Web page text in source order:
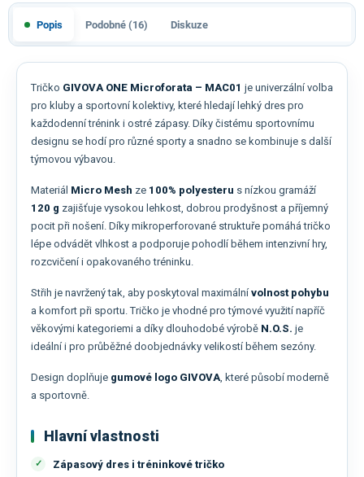
Popis Podobné (16) Diskuze
Tričko GIVOVA ONE Microforata – MAC01 je univerzální volba
pro kluby a sportovní kolektivy, které hledají lehký dres pro
každodenní trénink i ostré zápasy. Díky čistému sportovnímu
designu se hodí pro různé sporty a snadno se kombinuje s další
týmovou výbavou.
Materiál Micro Mesh ze 100% polyesteru s nízkou gramáží
120 g zajišťuje vysokou lehkost, dobrou prodyšnost a příjemný
pocit při nošení. Díky mikroperforované struktuře pomáhá tričko
lépe odvádět vlhkost a podporuje pohodlí během intenzivní hry,
rozcvičení i opakovaného tréninku.
Střih je navržený tak, aby poskytoval maximální volnost pohybu
a komfort při sportu. Tričko je vhodné pro týmové využití napříč
věkovými kategoriemi a díky dlouhodobé výrobě N.O.S. je
ideální i pro průběžné doobjednávky velikostí během sezóny.
Design doplňuje gumové logo GIVOVA, které působí moderně
a sportovně.
Hlavní vlastnosti
Zápasový dres i tréninkové tričko